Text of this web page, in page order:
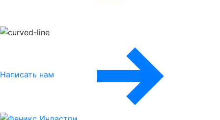
Написать нам